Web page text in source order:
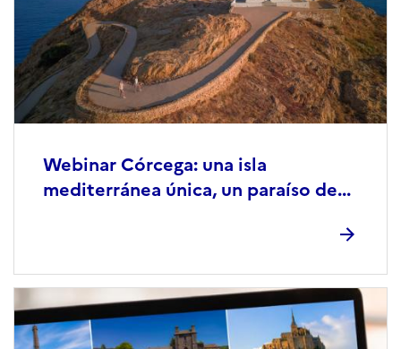
Webinar Córcega: una isla
mediterránea única, un paraíso de...